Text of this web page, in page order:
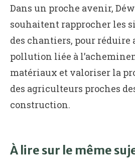
Dans un proche avenir,
souhaitent rapprocher les
des chantiers, pour
pollution liée à
matériaux et valoriser la
des agriculteurs proches
construction.
À lire sur le même